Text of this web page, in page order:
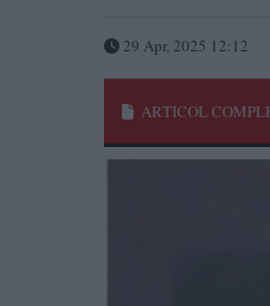
29 Apr, 2025 12:12
ARTICOL